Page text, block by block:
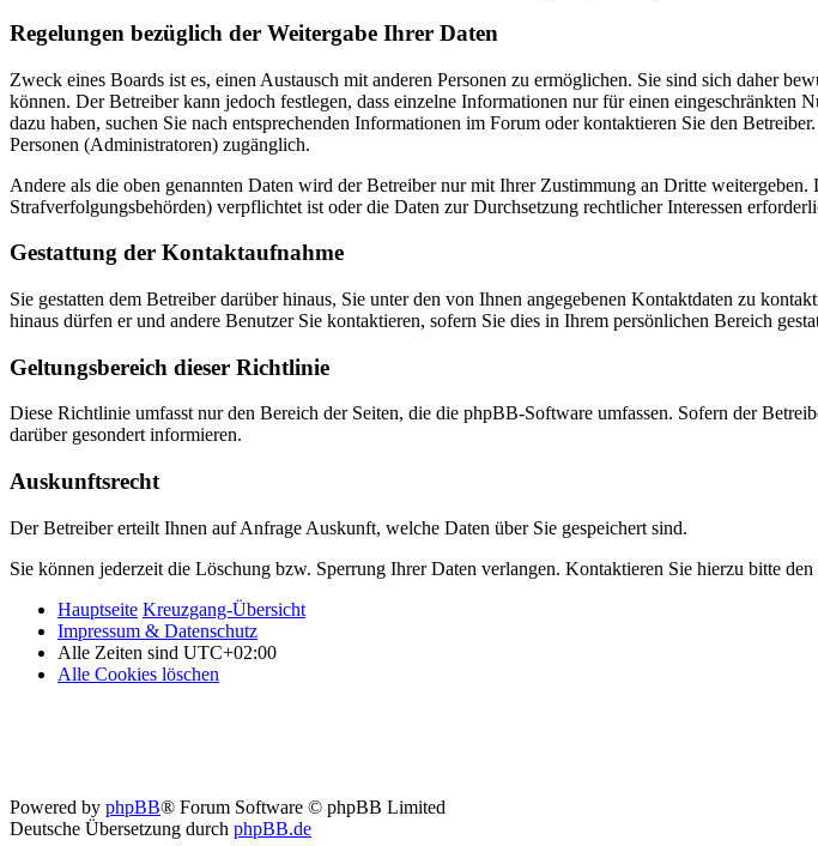
Regelungen bezüglich der Weitergabe Ihrer Daten
Zweck eines Boards ist es, einen Austausch mit anderen Personen zu ermöglichen. Sie sind sich daher
können. Der Betreiber kann jedoch festlegen, dass einzelne Informationen nur für einen
dazu haben, suchen Sie nach entsprechenden Informationen im Forum oder kontaktieren Sie den
Personen (Administratoren) zugänglich.
Andere als die oben genannten Daten wird der Betreiber nur mit Ihrer Zustimmung an Dritte
Strafverfolgungsbehörden) verpflichtet ist oder die Daten zur Durchsetzung rechtlicher Interessen
Gestattung der Kontaktaufnahme
Sie gestatten dem Betreiber darüber hinaus, Sie unter den von Ihnen angegebenen Kontaktdaten zu
hinaus dürfen er und andere Benutzer Sie kontaktieren, sofern Sie dies in Ihrem persönlichen Bereich
Geltungsbereich dieser Richtlinie
Diese Richtlinie umfasst nur den Bereich der Seiten, die die phpBB-Software umfassen. Sofern der
darüber gesondert informieren.
Auskunftsrecht
Der Betreiber erteilt Ihnen auf Anfrage Auskunft, welche Daten über Sie gespeichert sind.
Sie können jederzeit die Löschung bzw. Sperrung Ihrer Daten verlangen. Kontaktieren Sie hierzu bitte den
Hauptseite Kreuzgang-Übersicht
Impressum & Datenschutz
Alle Zeiten sind UTC+02:00
Alle Cookies löschen
Powered by phpBB® Forum Software © phpBB Limited
Deutsche Übersetzung durch phpBB.de